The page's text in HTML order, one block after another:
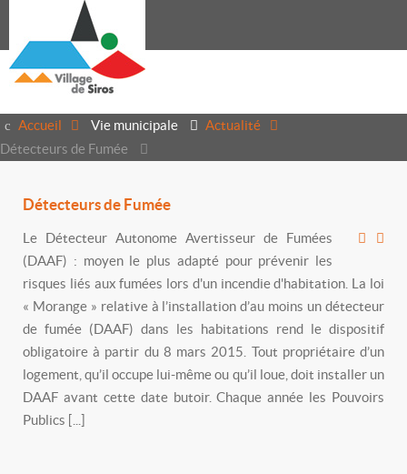
Accueil Vie municipale
Actualité
Détecteurs de Fumée
Détecteurs de Fumée
Le Détecteur Autonome Avertisseur de Fumées
(DAAF) : moyen le plus adapté pour prévenir les
risques liés aux fumées lors d'un incendie d'habitation. La loi
« Morange » relative à l’installation d’au moins un détecteur
de fumée (DAAF) dans les habitations rend le dispositif
obligatoire à partir du 8 mars 2015. Tout propriétaire d’un
logement, qu’il occupe lui-même ou qu’il loue, doit installer un
DAAF avant cette date butoir. Chaque année les Pouvoirs
Publics [...]